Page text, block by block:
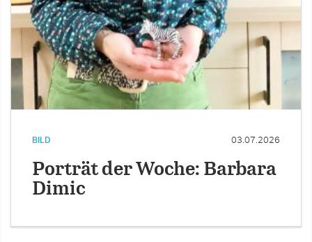
BILD 03.07.2026
Porträt der Woche: Barbara
Dimic